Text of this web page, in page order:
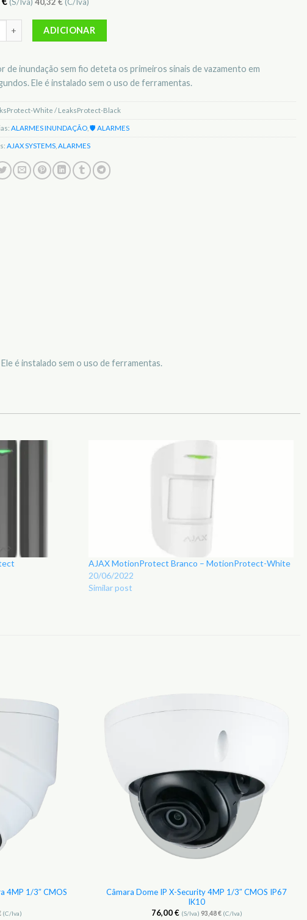
(S/Iva) 40,32 € (C/Iva)
de Detetor de inundação AJAX LeaksProtect White/Black
ADICIONAR
de inundação sem fio deteta os primeiros sinais de vazamento em
Ele é instalado sem o uso de ferramentas.
White / LeaksProtect-Black
ALARMES INUNDAÇÃO 🛡️ ALARMES
AJAX SYSTEMS ALARMES
é instalado sem o uso de ferramentas.
AJAX MotionProtect Branco – MotionProtect-White
20/06/2022
Similar post
Adicionar
aos
Favoritos
4MP 1/3″ CMOS
(C/Iva)
Câmara Dome IP X-Security 4MP 1/3″ CMOS IP67
IK10
76,00€ (S/Iva) 93,48€(C/Iva)